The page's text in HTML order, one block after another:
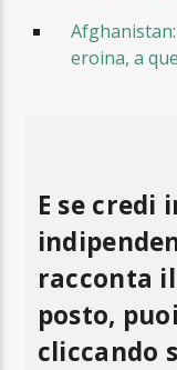
eroina, a
E se credi
racconta
posto,
cliccando